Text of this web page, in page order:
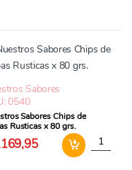
Chips de Batatitas y Sal
Sabores
0540
Sabores Chips de
Rusticas x 80 grs.